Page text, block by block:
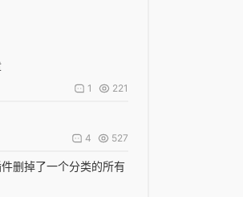
1 221
4 527
删掉了一个分类的所有